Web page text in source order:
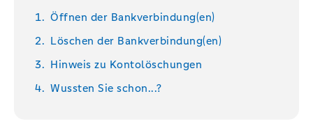
Öffnen der Bankverbindung(en)
Löschen der Bankverbindung(en)
Hinweis zu Kontolöschungen
Wussten Sie schon...?